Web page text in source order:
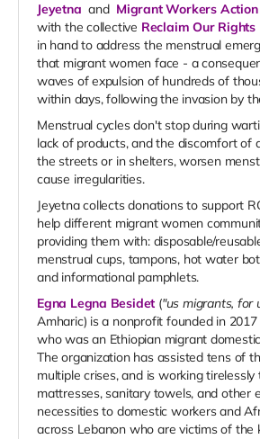
Jeyetna and Migrant Workers Action
with the collective Reclaim Our Rights
in hand to address the menstrual
that migrant women face - a
waves of expulsion of hundreds of
within days, following the invasion by
Menstrual cycles don't stop during
lack of products, and the discomfort of
the streets or in shelters, worsen
cause irregularities.
Jeyetna collects donations to support
help different migrant women
providing them with: disposable/
menstrual cups, tampons, hot water
and informational pamphlets.
Egna Legna Besidet ("us migrants, for
Amharic) is a nonprofit founded in
who was an Ethiopian migrant
The organization has assisted tens of
multiple crises, and is working
mattresses, sanitary towels, and other
necessities to domestic workers and
across Lebanon who are victims of the